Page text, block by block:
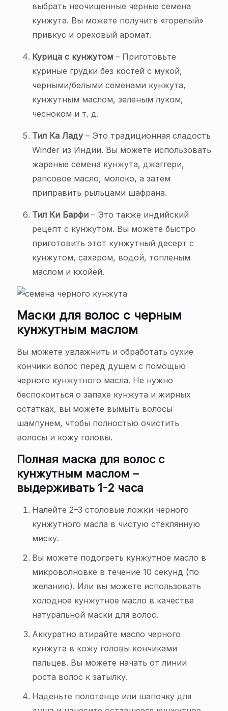
выбрать неочищенные черные семена
кунжута. Вы можете получить «горелый»
привкус и ореховый аромат.
Курица с кунжутом – Приготовьте
куриные грудки без костей с мукой,
черными/белыми семенами кунжута,
кунжутным маслом, зеленым луком,
чесноком и т. д.
Тил Ка Ладу– Это традиционная сладость
Winder из Индии. Вы можете использовать
жареные семена кунжута, джаггери,
рапсовое масло, молоко, а затем
приправить рыльцами шафрана.
Тил Ки Барфи – Это также индийский
рецепт с кунжутом. Вы можете быстро
приготовить этот кунжутный десерт с
кунжутом, сахаром, водой, топленым
маслом и кхойей.
Маски для волос с черным
кунжутным маслом
Вы можете увлажнить и обработать сухие
кончики волос перед душем с помощью
черного кунжутного масла. Не нужно
беспокоиться о запахе кунжута и жирных
остатках, вы можете вымыть волосы
шампунем, чтобы полностью очистить
волосы и кожу головы.
Полная маска для волос с
кунжутным маслом –
выдерживать 1-2 часа
Налейте 2–3 столовые ложки черного
кунжутного масла в чистую стеклянную
миску.
Вы можете подогреть кунжутное масло в
микроволновке в течение 10 секунд (по
желанию). Или вы можете использовать
холодное кунжутное масло в качестве
натуральной маски для волос.
Аккуратно втирайте масло черного
кунжута в кожу головы кончиками
пальцев. Вы можете начать от линии
роста волос к затылку.
Наденьте полотенце или шапочку для